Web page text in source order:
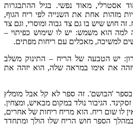
אסטרלי, מאוד נפשי. בגיל ההתבגרות
מזהות אחת את השנייה לפי ריח הגוף,
חוש שיש בו גם צד גבוה ומוסרי, וגם צד
למה הוא משמש: יש לו שימוש כפיתוי –
למשיכה, מאכלים עם ריחות מפתים.
יש הטבעה של הריח – התינוק משלב
את אימו במראה שלה, הוא יזהה את
בספר 'הבושם'. זה ספר לא קל אבל מומלץ
הגיבור נולד במקום מבאיש, ומצחין.
לו שום ריח. הוא מריח ריחות של אחרים,
הספר חוש הריח שלו הולך ומתחדד